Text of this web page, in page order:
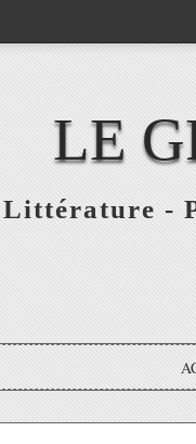
LE
Littérature -